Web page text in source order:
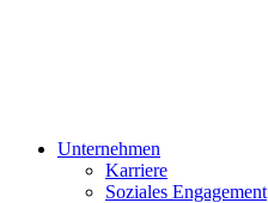
Unternehmen
Karriere
Soziales Engagement